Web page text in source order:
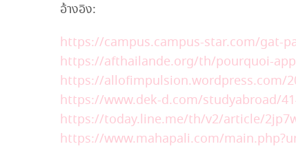
อ้างอิง:
https://campus.campus-star.com/gat-
https://afthailande.org/th/pourquoi-
https://allofimpulsion.wordpress.com/
https://www.dek-d.com/studyabroad/
https://today.line.me/th/v2/article/
https://www.mahapali.com/